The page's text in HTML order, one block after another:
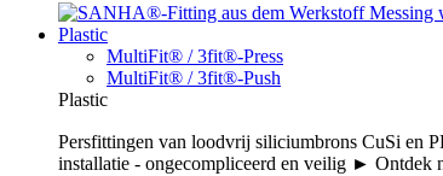
Plastic
MultiFit® / 3fit®-Press
MultiFit® / 3fit®-Push
Plastic
Persfittingen van loodvrij siliciumbrons CuSi en
installatie - ongecompliceerd en veilig ► Ontdek